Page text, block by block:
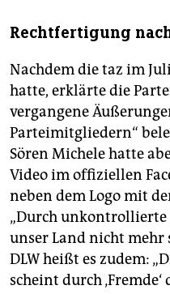
Rechtfertigung
Nachdem die taz im
hatte, erklärte die
vergangene
Parteimitgliedern“
Sören Michele hatte
Video im offiziellen
neben dem Logo mit
„Durch unkontrollierte
unser Land nicht mehr
DLW heißt es zudem:
scheint durch